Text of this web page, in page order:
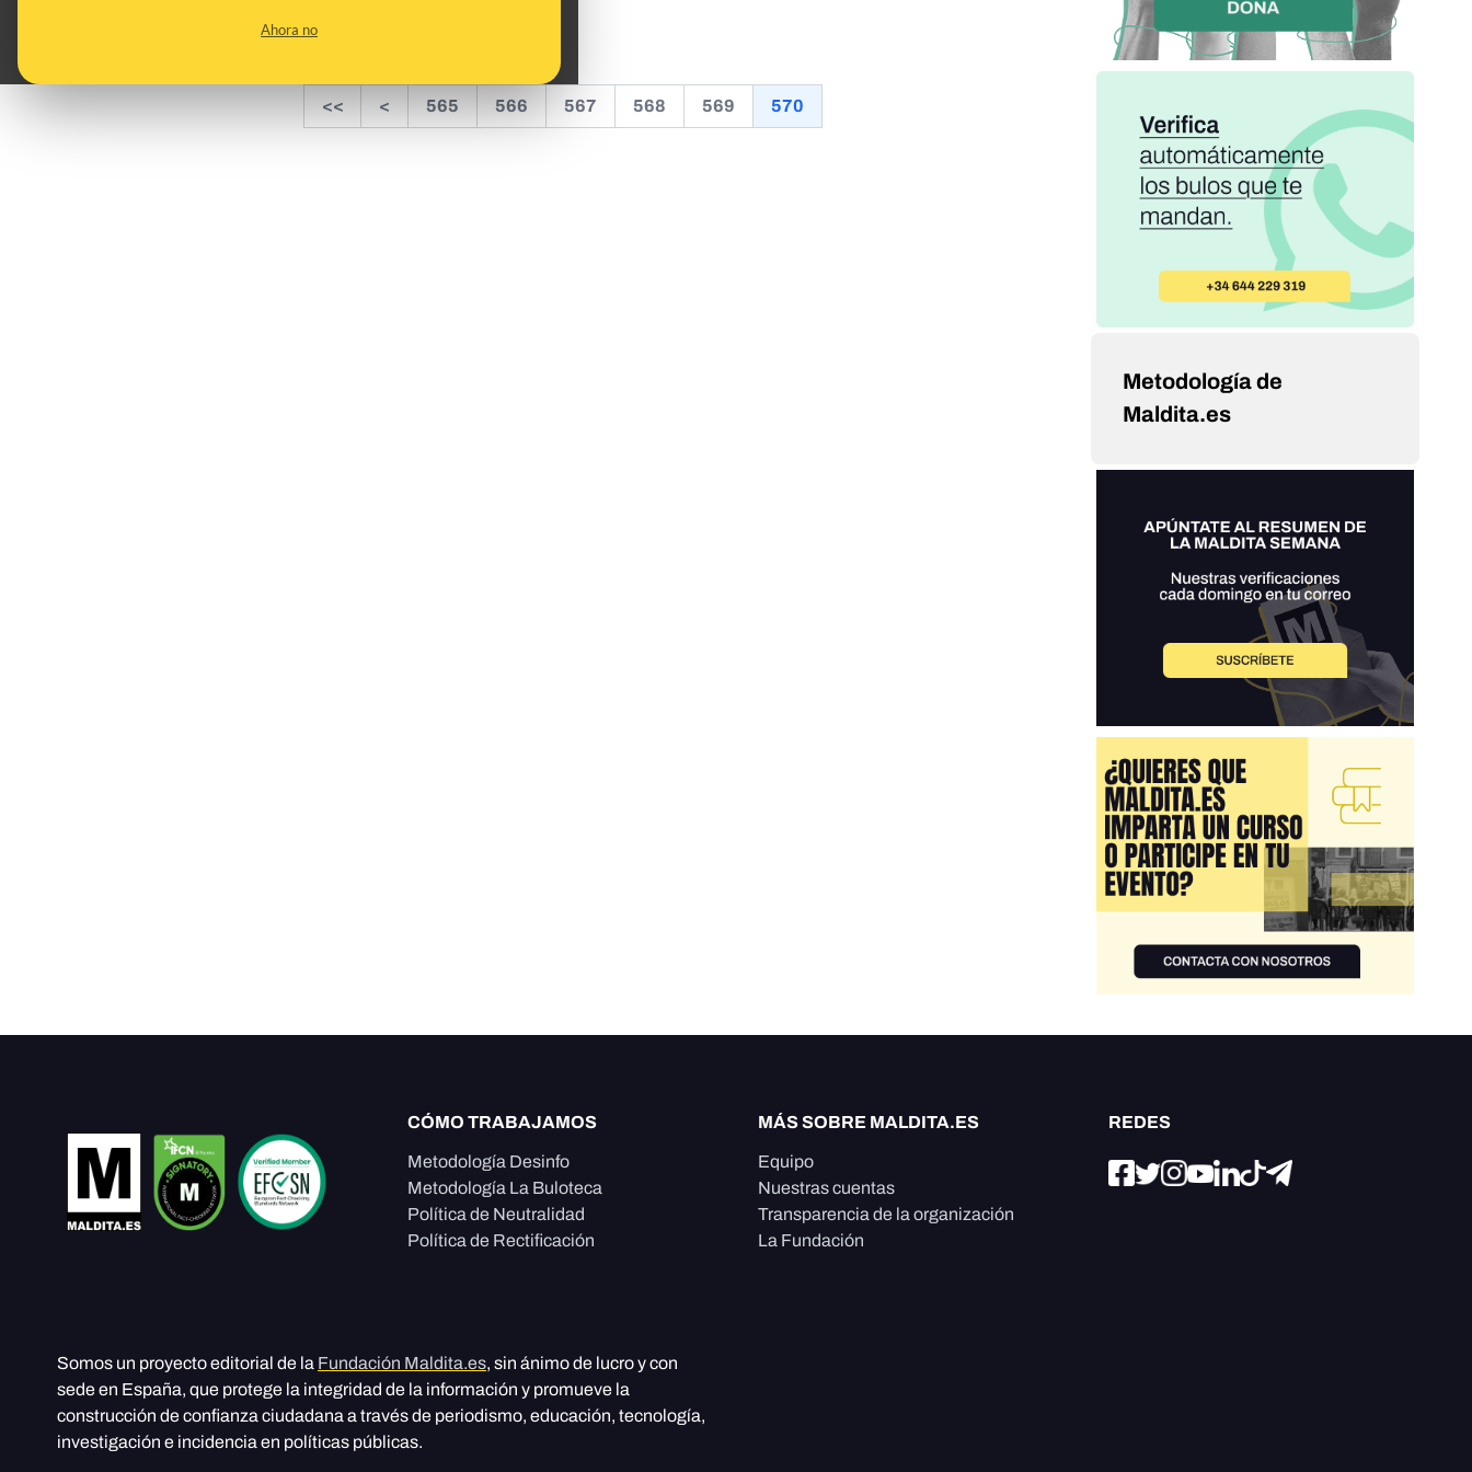
Ahora no
<< < 565 566 567 568 569 570
Metodología de
Maldita.es
CÓMO TRABAJAMOS
Metodología Desinfo
Metodología La Buloteca
Política de Neutralidad
Política de Rectificación
MÁS SOBRE MALDITA.ES
Equipo
Nuestras cuentas
Transparencia de la organización
La Fundación
REDES
Somos un proyecto editorial de la Fundación Maldita.es, sin ánimo de lucro y con
sede en España, que protege la integridad de la información y promueve la
construcción de confianza ciudadana a través de periodismo, educación, tecnología,
investigación e incidencia en políticas públicas.